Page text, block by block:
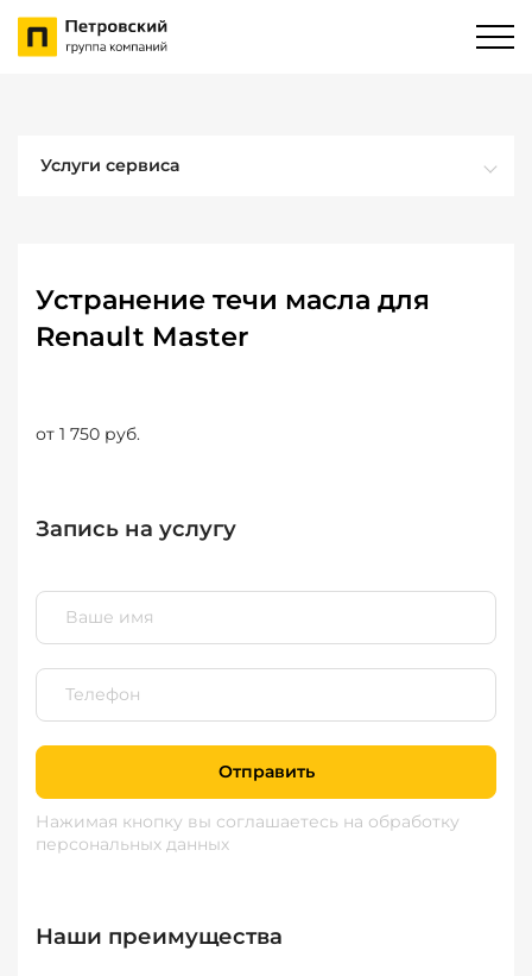
Услуги сервиса
Устранение течи масла для
Renault Master
от 1 750 руб.
Запись на услугу
Отправить
Нажимая кнопку вы соглашаетесь на обработку
персональных данных
Наши преимущества